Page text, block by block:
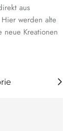
aus
werden alte
neue Kreationen